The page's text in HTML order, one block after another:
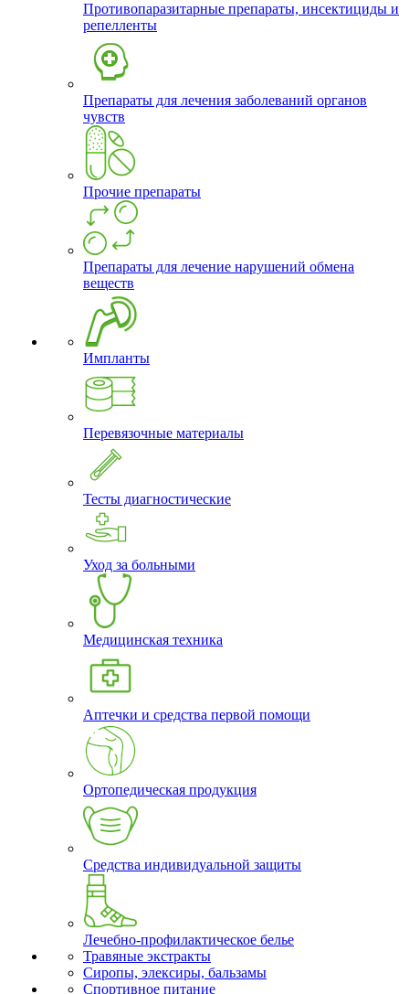
Противопаразитарные препараты, инсектициды и
репелленты
Препараты для лечения заболеваний органов
чувств
Прочие препараты
Препараты для лечение нарушений обмена
веществ
Импланты
Перевязочные материалы
Тесты диагностические
Уход за больными
Медицинская техника
Аптечки и средства первой помощи
Ортопедическая продукция
Средства индивидуальной защиты
Лечебно-профилактическое белье
Травяные экстракты
Сиропы, элексиры, бальзамы
Спортивное питание